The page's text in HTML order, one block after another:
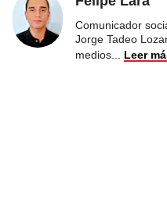
Comunicador
Jorge Tadeo
medios
Leer